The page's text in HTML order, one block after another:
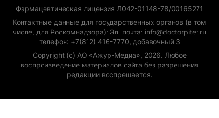
Фармацевтическая лицензия Л042-01148-78/00165271
Контактные данные для государственных органов (в том
числе, для Роскомнадзора): Эл. почта: info@doctorpiter.ru
телефон: +7(812) 416-7770, добавочный 3
Copyright (с) АО «Ажур-Медиа», 2026. Любое
воспроизведение материалов сайта без разрешения
редакции воспрещается.